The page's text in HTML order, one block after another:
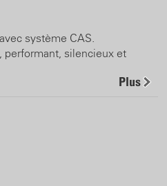
système CAS.
performant, silencieux et
Plus